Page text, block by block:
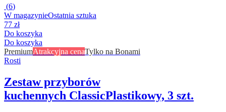
(6)
W magazynieOstatnia sztuka
77 zł
Do koszyka
Do koszyka
PremiumAtrakcyjna cenaTylko na Bonami
Rosti
Zestaw przyborów
kuchennych ClassicPlastikowy, 3 szt.